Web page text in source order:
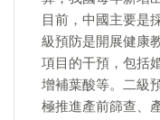
目前，中國主要是
級預防是開展健康
項目的干預，包括
增補葉酸等。二級
極推進產前篩查、